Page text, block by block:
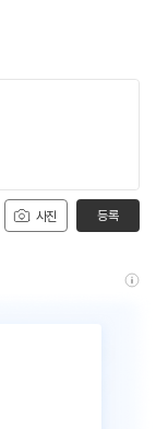
사진 등록